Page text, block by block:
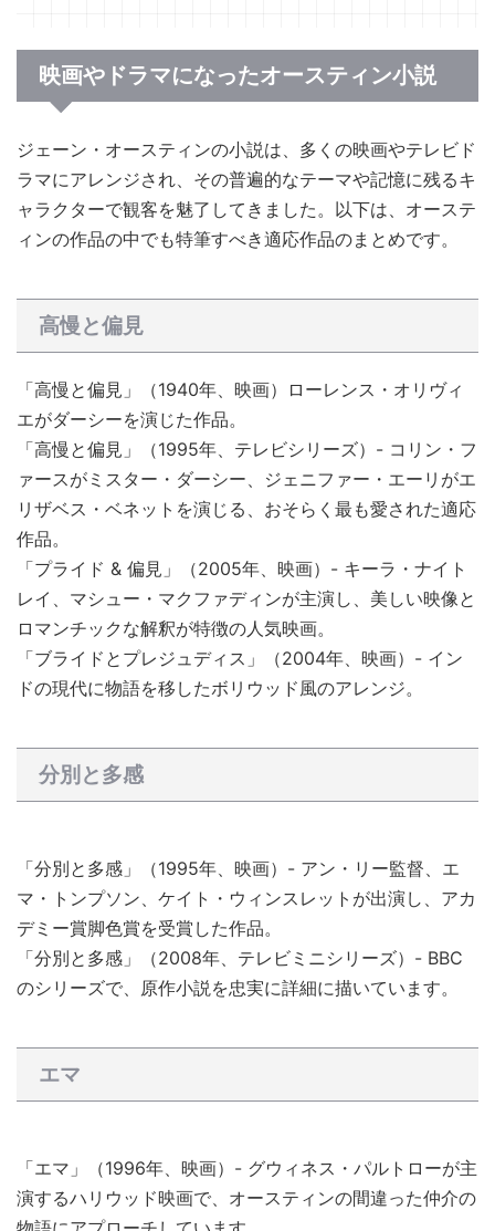
映画やドラマになったオースティン小説
ジェーン・オースティンの小説は、多くの映画やテレビド
ラマにアレンジされ、その普遍的なテーマや記憶に残るキ
ャラクターで観客を魅了してきました。以下は、オーステ
ィンの作品の中でも特筆すべき適応作品のまとめです。
高慢と偏見
「高慢と偏見」（1940年、映画）ローレンス・オリヴィ
エがダーシーを演じた作品。
「高慢と偏見」（1995年、テレビシリーズ）- コリン・フ
ァースがミスター・ダーシー、ジェニファー・エーリがエ
リザベス・ベネットを演じる、おそらく最も愛された適応
作品。
「プライド & 偏見」（2005年、映画）- キーラ・ナイト
レイ、マシュー・マクファディンが主演し、美しい映像と
ロマンチックな解釈が特徴の人気映画。
「ブライドとプレジュディス」（2004年、映画）- イン
ドの現代に物語を移したボリウッド風のアレンジ。
分別と多感
「分別と多感」（1995年、映画）- アン・リー監督、エ
マ・トンプソン、ケイト・ウィンスレットが出演し、アカ
デミー賞脚色賞を受賞した作品。
「分別と多感」（2008年、テレビミニシリーズ）- BBC
のシリーズで、原作小説を忠実に詳細に描いています。
エマ
「エマ」（1996年、映画）- グウィネス・パルトローが主
演するハリウッド映画で、オースティンの間違った仲介の